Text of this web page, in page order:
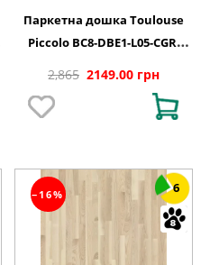
Паркетна дошка Toulouse
Piccolo BC8-DBE1-L05-CGR-
2,865 2149.00 грн
−16% 6